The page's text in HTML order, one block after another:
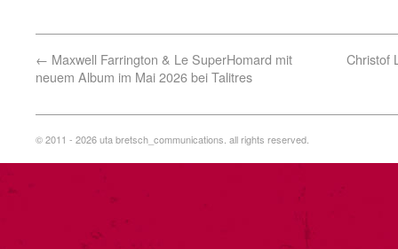
← Maxwell Farrington & Le SuperHomard mit
neuem Album im Mai 2026 bei Talitres
Christof
© 2011 - 2026 uta bretsch_communications. all rights reserved.